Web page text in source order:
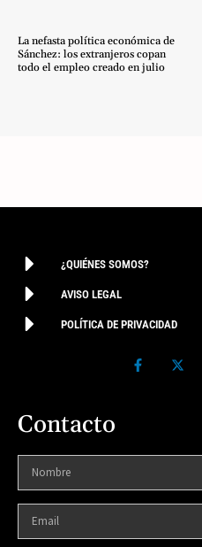
La nefasta política económica de
Sánchez: los extranjeros copan
todo el empleo creado en julio
¿QUIÉNES SOMOS?
AVISO LEGAL
POLÍTICA DE PRIVACIDAD
Contacto